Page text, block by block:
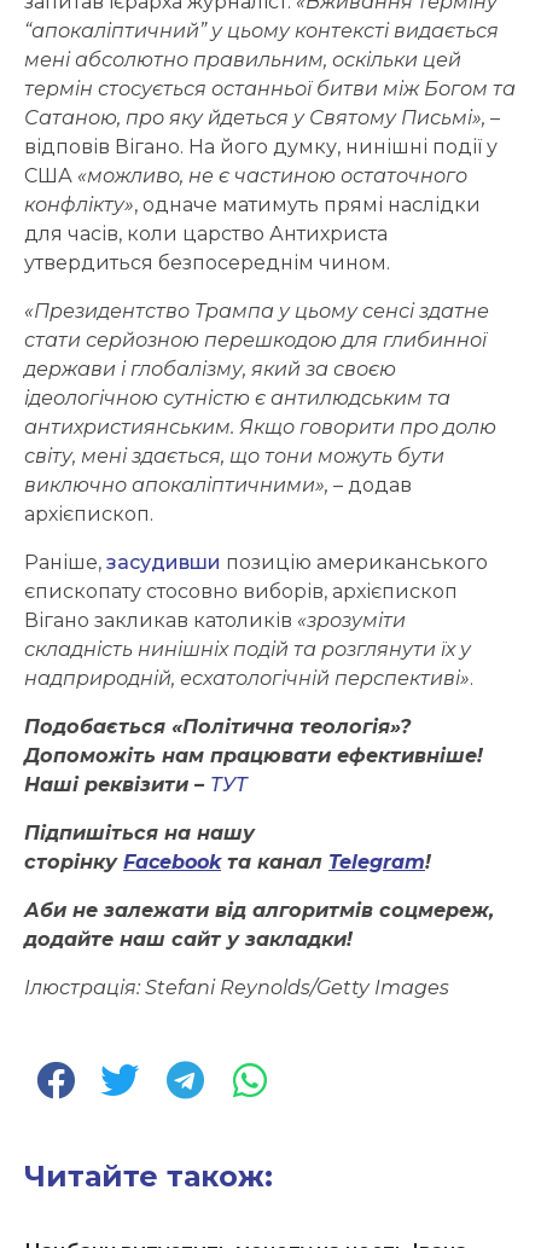
“апокаліптичний” у цьому контексті видається
мені абсолютно правильним, оскільки цей
термін стосується останньої битви між Богом та
Сатаною, про яку йдеться у Святому Письмі», –
відповів Вігано. На його думку, нинішні події у
США «можливо, не є частиною остаточного
конфлікту», одначе матимуть прямі наслідки
для часів, коли царство Антихриста
утвердиться безпосереднім чином.
«Президентство Трампа у цьому сенсі здатне
стати серйозною перешкодою для глибинної
держави і глобалізму, який за своєю
ідеологічною сутністю є антилюдським та
антихристиянським. Якщо говорити про долю
світу, мені здається, що тони можуть бути
виключно апокаліптичними», – додав
архієпископ.
Раніше, засудивши позицію американського
єпископату стосовно виборів, архієпископ
Вігано закликав католиків «зрозуміти
складність нинішніх подій та розглянути їх у
надприродній, есхатологічній перспективі».
Подобається «Політична теологія»?
Допоможіть нам працювати ефективніше!
Наші реквізити – ТУТ
Підпишіться на нашу
сторінку Facebookта канал Telegram!
Аби не залежати від алгоритмів соцмереж,
додайте наш сайт у закладки!
Ілюстрація: Stefani Reynolds/Getty Images
Читайте також: